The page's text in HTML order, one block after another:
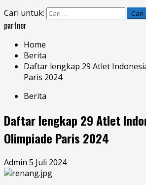
Cari untuk:
partner
Home
Berita
Daftar lengkap 29 Atlet
Paris 2024
Berita
Daftar lengkap 29 Atlet
Olimpiade Paris 2024
Admin 5 Juli 2024